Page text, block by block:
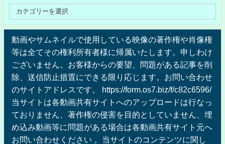
動画やサムネイルで使用している映像の著作権や肖像権
等は全てその権利所有者様に帰属いたします。申しわけ
ございません。お客様からの要望、問題がある記事を削
除、送信防止措置にできる限り応じます。お問い合わせ
のサイトアドレスです。 https://form.os7.biz/f/c82c6596/
当サイトは各動画共有サイトへのアップロードは行なっ
ておりません、著作権の侵害を目的としていません、埋
め込み動画等に問題がある場合は各動画共有サイト元へ
お問い合わせください 。当サイトのコンテンツに関し